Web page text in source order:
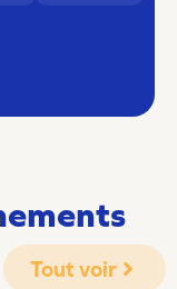
Tout voir